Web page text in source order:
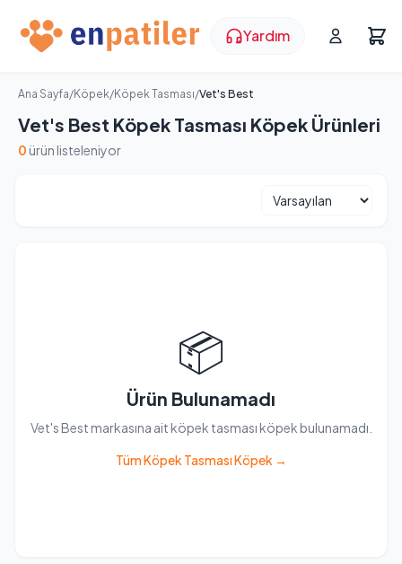
Yardım
Ana Sayfa/Köpek/Köpek Tasması/Vet's Best
Vet's Best Köpek Tasması Köpek Ürünleri
0 ürün listeleniyor
📦
Ürün Bulunamadı
Vet's Best markasına ait köpek tasması köpek bulunamadı.
Tüm Köpek Tasması Köpek →